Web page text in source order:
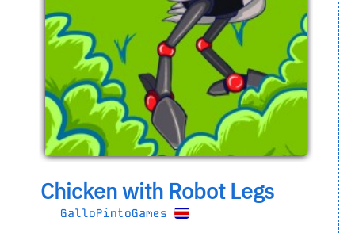
Chicken with Robot Legs
GalloPintoGames